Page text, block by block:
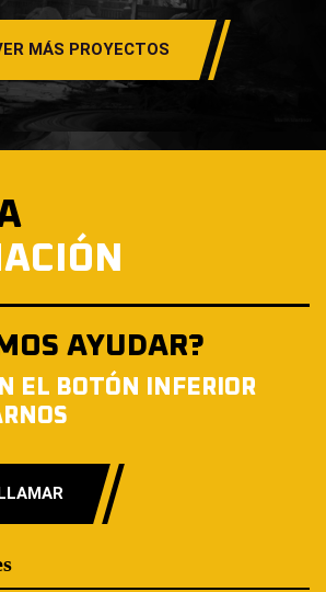
MÁS PROYECTOS
AYUDAR?
EL BOTÓN INFERIOR